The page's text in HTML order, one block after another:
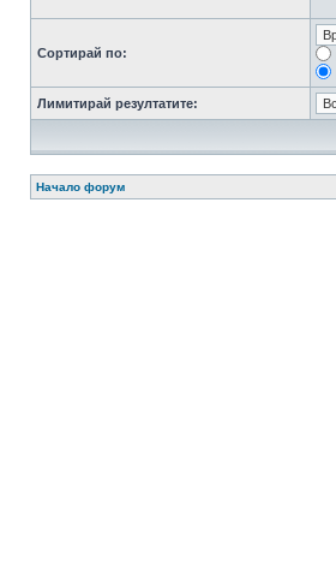
Сортирай по:
Лимитирай резултатите:
Начало форум